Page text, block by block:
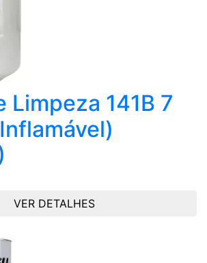
Limpeza 141B 7
VER DETALHES